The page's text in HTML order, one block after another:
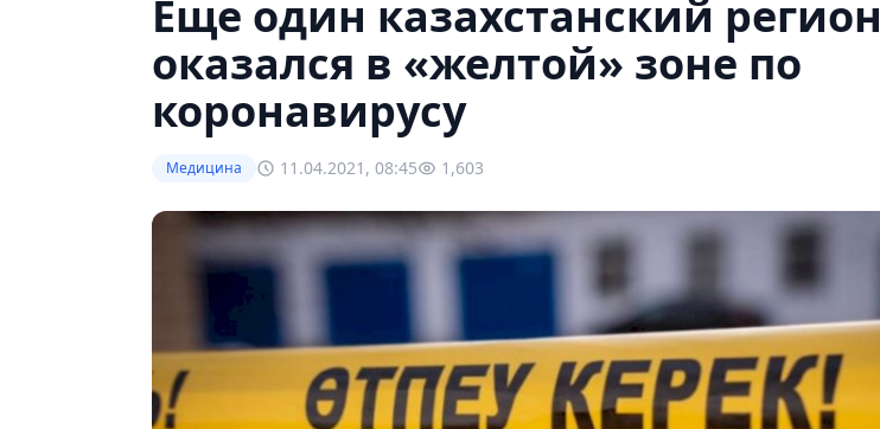
Еще один казахстанский регион
оказался в «желтой» зоне по
коронавирусу
Медицина 11.04.2021, 08:45 1,603